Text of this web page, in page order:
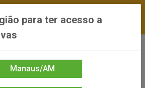
do site — Entrega em até 24h
para ter acesso a
Manaus/AM